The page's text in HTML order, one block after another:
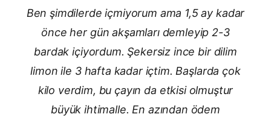
Ben şimdilerde içmiyorum ama 1,5 ay kadar
önce her gün akşamları demleyip 2-3
bardak içiyordum. Şekersiz ince bir dilim
limon ile 3 hafta kadar içtim. Başlarda çok
kilo verdim, bu çayın da etkisi olmuştur
büyük ihtimalle. En azından ödem